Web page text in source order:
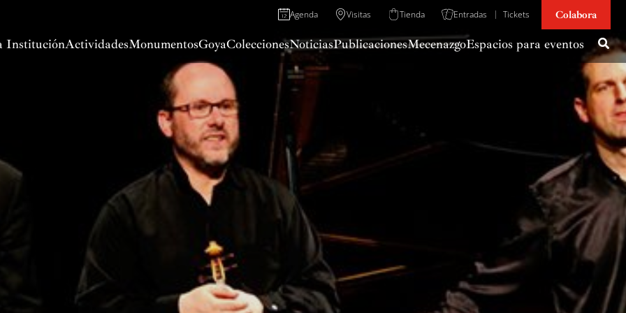
Agenda Visitas Tienda Entradas Tickets Colabora
InstituciónActividadesMonumentosGoyaColeccionesNoticiasPublicacionesMecenazgoEspacios para eventos